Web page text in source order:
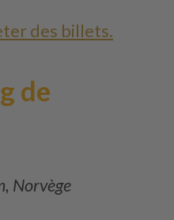
des billets.
de
Norvège